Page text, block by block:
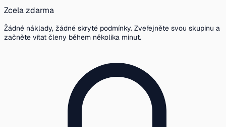
Zcela zdarma
Žádné náklady, žádné skryté podmínky. Zveřejněte svou skupinu a
začněte vítat členy během několika minut.